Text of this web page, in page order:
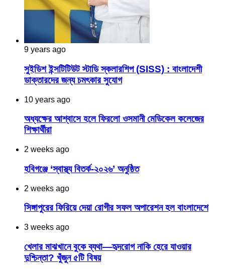
9 years ago
সুইডিশ ইন্সটিটিউট স্টাডি স্কলারশিপ (SISS) : বাংলাদেশী
ডাক্তারদের জন্য চমৎকার সুযোগ
10 years ago
অধ্যক্ষের আশ্বাসে হলে ফিরলো ওসমানী মেডিকেল কলেজের
শিক্ষার্থীরা
2 weeks ago
হবিগঞ্জে ‘স্বাস্থ্য বিতর্ক-২০২৬’ অনুষ্ঠিত
2 weeks ago
সিঙ্গাপুরের ফিরিয়ে দেয়া রোগীর সফল অপারেশন হল বাংলাদেশে
3 weeks ago
খেলার মাঝখানে বুকে ব্যথা—হৃদরোগ নাকি হেরে যাওয়ার
দুশ্চিন্তা? খুঁজুন ৫টি বিষয়